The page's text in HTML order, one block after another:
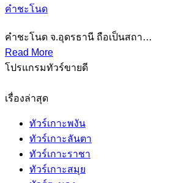
คําชะโนด
คําชะโนด จ.อุดรธานี ถือเป็นสถา…
Read More
โปรแกรมทัวร์ขายดี
เรื่องล่าสุด
ทัวร์เกาะพงัน
ทัวร์เกาะลันตา
ทัวร์เกาะราชา
ทัวร์เกาะสมุย